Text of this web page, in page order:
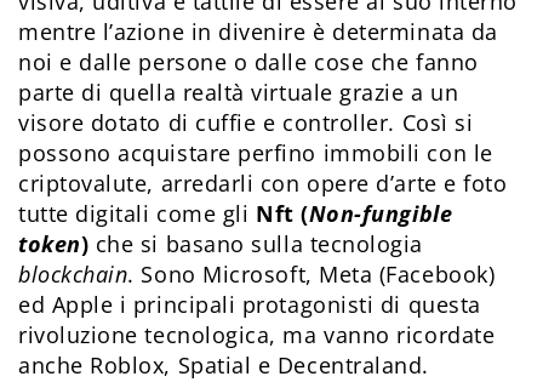
mentre l’azione in divenire è determinata da
noi e dalle persone o dalle cose che fanno
parte di quella realtà virtuale grazie a un
visore dotato di cuffie e controller. Così si
possono acquistare perfino immobili con le
criptovalute, arredarli con opere d’arte e foto
tutte digitali come gli Nft (Non-fungible
token) che si basano sulla tecnologia
blockchain. Sono Microsoft, Meta (Facebook)
ed Apple i principali protagonisti di questa
rivoluzione tecnologica, ma vanno ricordate
anche Roblox, Spatial e Decentraland.